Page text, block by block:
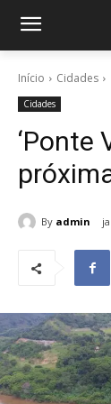
Início Cidades
Cidades
‘Ponte
By admin